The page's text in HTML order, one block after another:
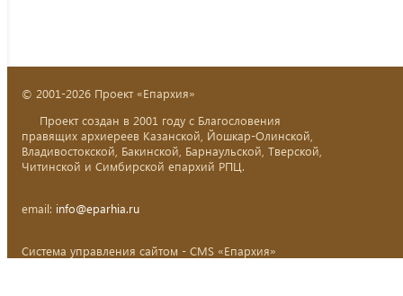
© 2001-2026 Проект «Епархия»
Проект создан в 2001 году с Благословения
правящих архиереев Казанской, Йошкар-Олинской,
Владивостокской, Бакинской, Барнаульской, Тверской,
Читинской и Симбирской епархий РПЦ.
email: info@eparhia.ru
Система управления сайтом - CMS «Епархия»